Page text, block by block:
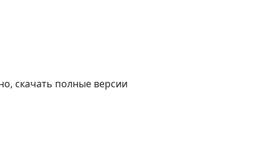
скачать полные версии